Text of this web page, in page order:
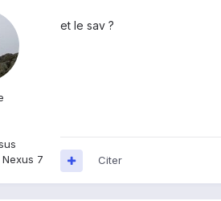
7
et le sav ?
Citer